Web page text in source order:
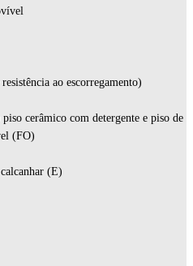
ao escorregamento)
cerâmico com detergente e piso de
(FO)
(E)